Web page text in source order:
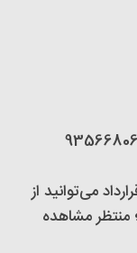
می‌توانید از
منتظر مشاهده